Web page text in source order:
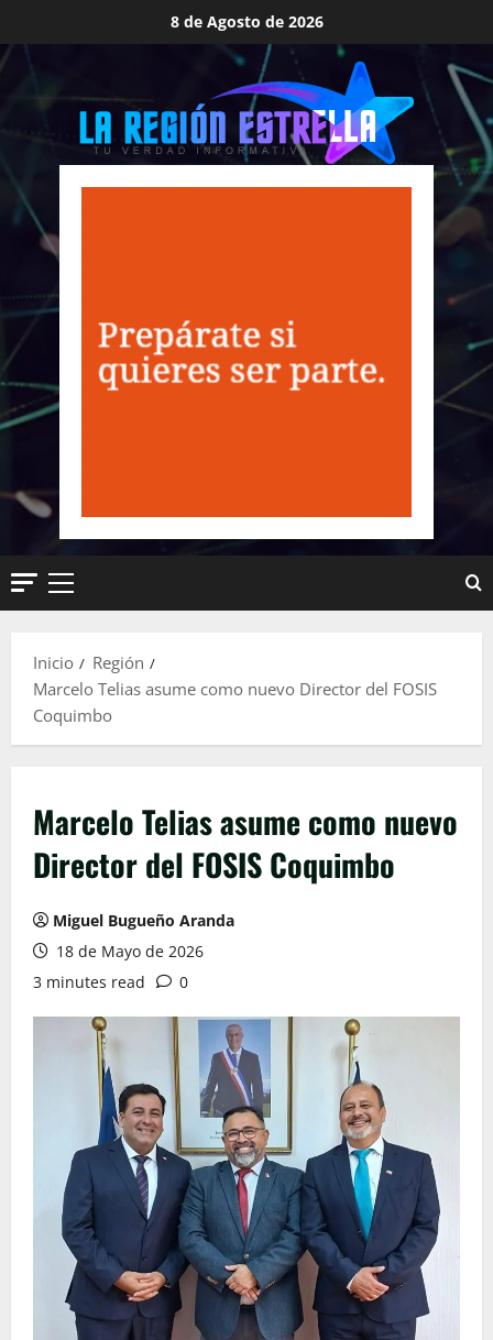
al
contenido
8 de Agosto de 2026
Menú
Inicio
Región
Marcelo Telias asume como nuevo Director del FOSIS
Coquimbo
Marcelo Telias asume como nuevo
Director del FOSIS Coquimbo
Miguel Bugueño Aranda
18 de Mayo de 2026
3 minutes read
0